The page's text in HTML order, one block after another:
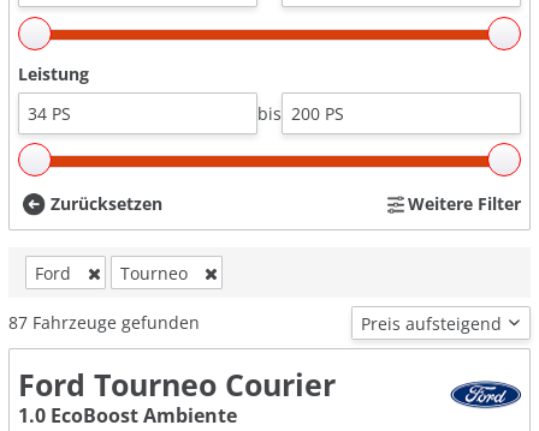
Leistung
bis
Zurücksetzen Weitere Filter
Ford Tourneo
87 Fahrzeuge gefunden
Ford Tourneo Courier
1.0 EcoBoost Ambiente